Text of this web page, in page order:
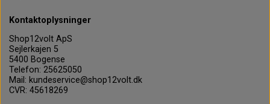
Kontaktoplysninger
Shop12volt ApS
Sejlerkajen 5
5400 Bogense
Telefon: 25625050
Mail: kundeservice@shop12volt.dk
CVR: 45618269